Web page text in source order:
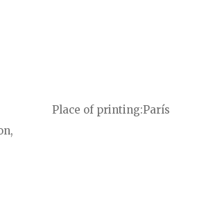
Place of printing París